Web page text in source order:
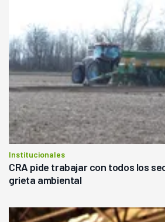
Institucionales
CRA pide trabajar con todos los
grieta ambiental